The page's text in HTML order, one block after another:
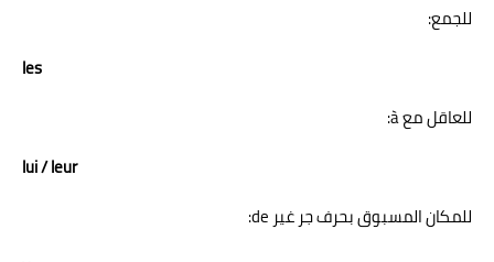
للجمع:
les
للعاقل مع à:
lui / leur
للمكان المسبوق بحرف جر غير de: